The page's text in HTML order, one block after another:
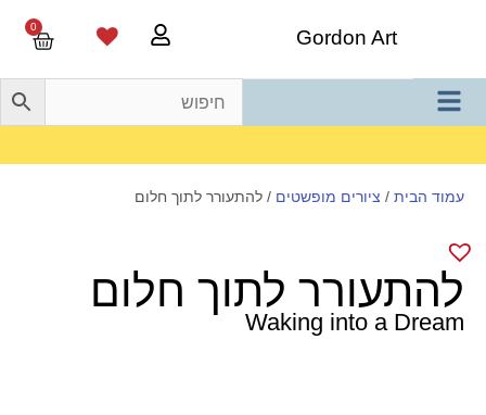
Gordon Art
0
עמוד הבית / ציורים מופשטים / להתעורר לתוך חלום
להתעורר לתוך חלום
Waking into a Dream